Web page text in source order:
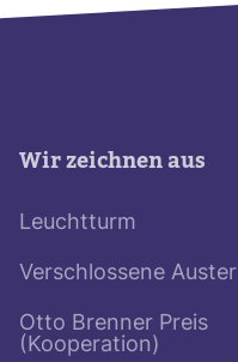
Wir zeichnen aus
Leuchtturm
Verschlossene Auster
Otto Brenner Preis
(Kooperation)